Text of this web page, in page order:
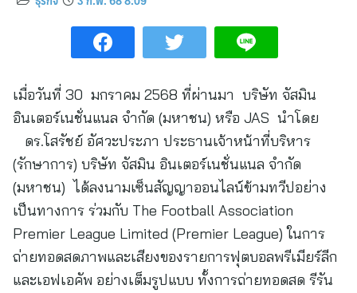
เมื่อวันที่ 30 มกราคม 2568 ที่ผ่านมา บริษัท จัสมิน
อินเตอร์เนชั่นแนล จำกัด (มหาชน) หรือ JAS นำโดย
ดร.โสรัชย์ อัศวะประภา ประธานเจ้าหน้าที่บริหาร
(รักษาการ) บริษัท จัสมิน อินเตอร์เนชั่นแนล จำกัด
(มหาชน) ได้ลงนามเซ็นสัญญาออนไลน์ข้ามทวีปอย่าง
เป็นทางการ ร่วมกับ The Football Association
Premier League Limited (Premier League) ในการ
ถ่ายทอดสดภาพและเสียงของรายการฟุตบอลพรีเมียร์ลีก
และเอฟเอคัพ อย่างเต็มรูปแบบ ทั้งการถ่ายทอดสด รีรัน